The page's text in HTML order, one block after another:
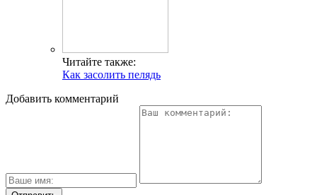
Читайте также:
Как засолить пелядь
Добавить комментарий